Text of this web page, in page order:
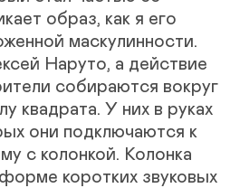
образ, как я его
маскулинности.
Наруто, а действие
собираются вокруг
квадрата. У них в руках
они подключаются к
с колонкой. Колонка
коротких звуковых